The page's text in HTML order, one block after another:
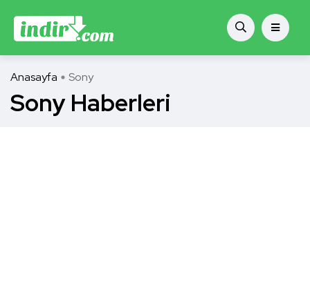
Anasayfa Sony
Sony Haberleri